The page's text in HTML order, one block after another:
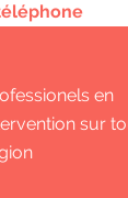
en
sur